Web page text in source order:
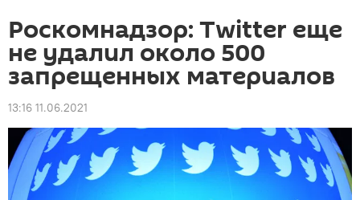
Роскомнадзор: Twitter еще
не удалил около 500
запрещенных материалов
13:16 11.06.2021